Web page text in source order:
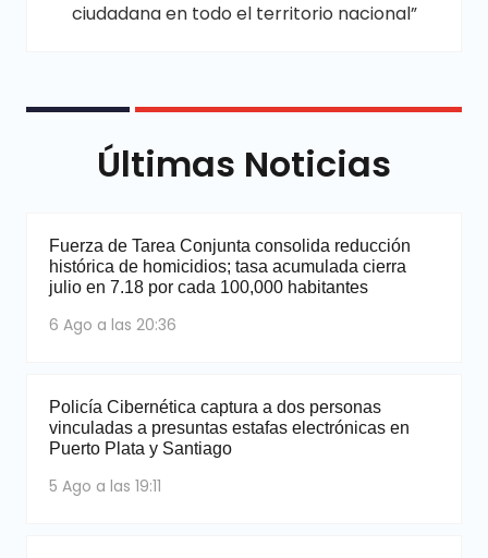
ciudadana en todo el territorio nacional”
Últimas Noticias
Fuerza de Tarea Conjunta consolida reducción
histórica de homicidios; tasa acumulada cierra
julio en 7.18 por cada 100,000 habitantes
6 Ago a las 20:36
Policía Cibernética captura a dos personas
vinculadas a presuntas estafas electrónicas en
Puerto Plata y Santiago
5 Ago a las 19:11